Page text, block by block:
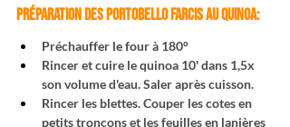
préparation DES PORTOBELLO FARCIS AU QUINOA:
Préchauffer le four à 180°
Rincer et cuire le quinoa 10' dans 1,5x
son volume d'eau. Saler après cuisson.
Rincer les blettes. Couper les cotes en
petits tronçons et les feuilles en lanières